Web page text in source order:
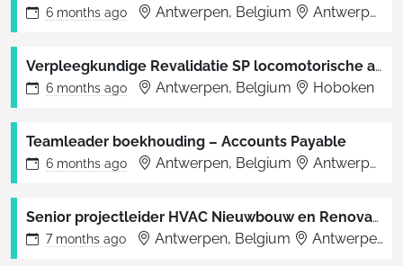
6 months ago Antwerpen, Belgium Antwerpen
Verpleegkundige Revalidatie SP locomotorische aandoeningen (SPLM1)
6 months ago Antwerpen, Belgium Hoboken
Teamleader boekhouding – Accounts Payable
6 months ago Antwerpen, Belgium Antwerpen
Senior projectleider HVAC Nieuwbouw en Renovatie
7 months ago Antwerpen, Belgium Antwerpen